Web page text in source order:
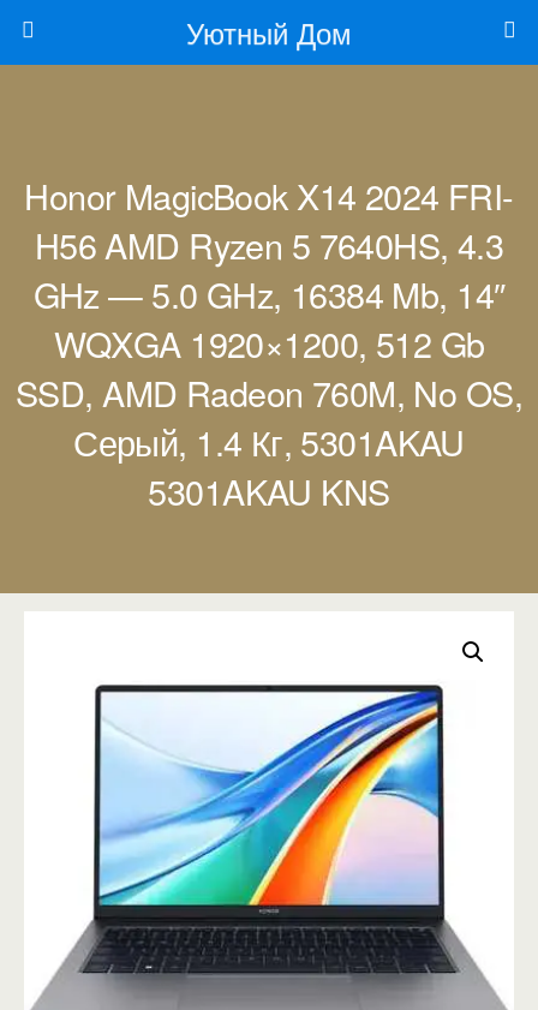
Уютный Дом
Honor MagicBook X14 2024 FRI-
H56 AMD Ryzen 5 7640HS, 4.3
GHz — 5.0 GHz, 16384 Mb, 14″
WQXGA 1920×1200, 512 Gb
SSD, AMD Radeon 760M, No OS,
Серый, 1.4 Кг, 5301AKAU
5301AKAU KNS